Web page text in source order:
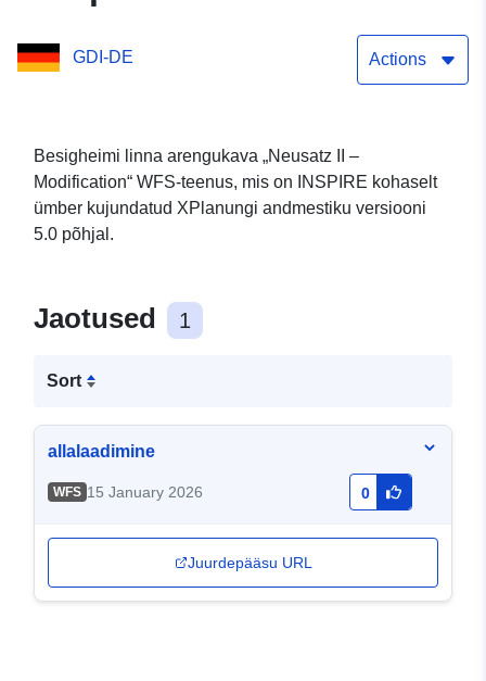
GDI-DE Actions
Besigheimi linna arengukava „Neusatz II –
Modification“ WFS-teenus, mis on INSPIRE kohaselt
ümber kujundatud XPlanungi andmestiku versiooni
5.0 põhjal.
Jaotused 1
Sort
allalaadimine
WFS 15 January 2026 0
Juurdepääsu URL